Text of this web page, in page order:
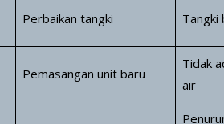
Perbaikan tangki Tangki
Pemasangan unit baru
Tidak
air